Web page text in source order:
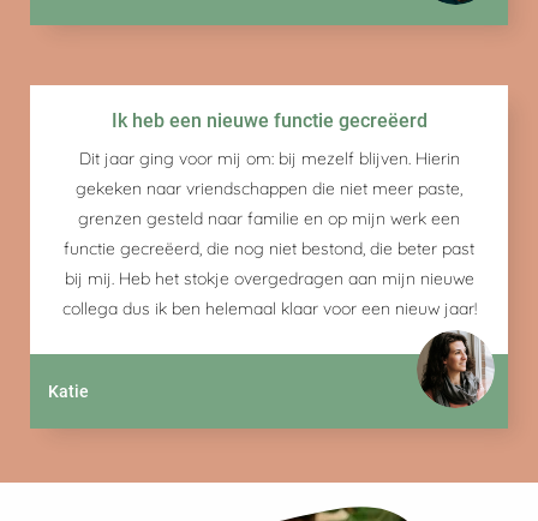
Ik heb een nieuwe functie gecreëerd
Dit jaar ging voor mij om: bij mezelf blijven. Hierin
gekeken naar vriendschappen die niet meer paste,
grenzen gesteld naar familie en op mijn werk een
functie gecreëerd, die nog niet bestond, die beter past
bij mij. Heb het stokje overgedragen aan mijn nieuwe
collega dus ik ben helemaal klaar voor een nieuw jaar!
Katie